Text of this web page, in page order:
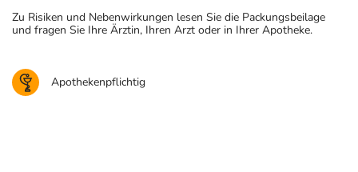
Zu Risiken und Nebenwirkungen lesen Sie die Packungsbeilage
und fragen Sie Ihre Ärztin, Ihren Arzt oder in Ihrer Apotheke.
Apothekenpflichtig